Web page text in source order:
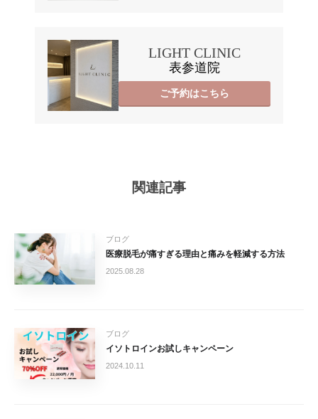
LIGHT CLINIC
表参道院
ご予約はこちら
関連記事
ブログ
医療脱毛が痛すぎる理由と痛みを軽減する方法
2025.08.28
ブログ
イソトロインお試しキャンペーン
2024.10.11